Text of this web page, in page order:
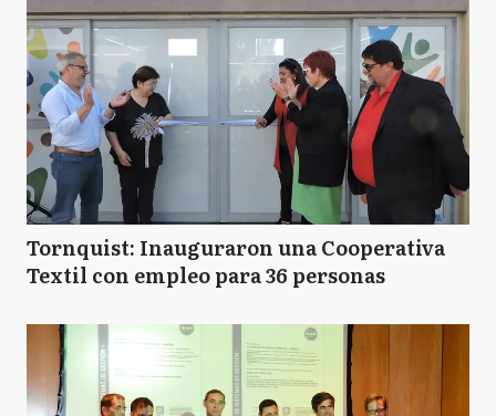
Tornquist: Inauguraron una Cooperativa
Textil con empleo para 36 personas